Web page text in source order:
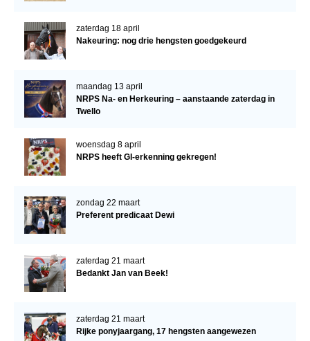
zaterdag 18 april
Nakeuring: nog drie hengsten goedgekeurd
maandag 13 april
NRPS Na- en Herkeuring – aanstaande zaterdag in
Twello
woensdag 8 april
NRPS heeft GI-erkenning gekregen!
zondag 22 maart
Preferent predicaat Dewi
zaterdag 21 maart
Bedankt Jan van Beek!
zaterdag 21 maart
Rijke ponyjaargang, 17 hengsten aangewezen